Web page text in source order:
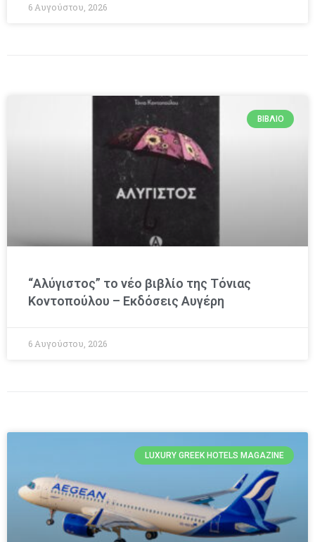
6 Αυγούστου, 2026
ΒΙΒΛΊΟ
“Αλύγιστος” το νέο βιβλίο της Τόνιας
Κοντοπούλου – Εκδόσεις Αυγέρη
6 Αυγούστου, 2026
LUXURY GREEK HOTELS MAGAZINE